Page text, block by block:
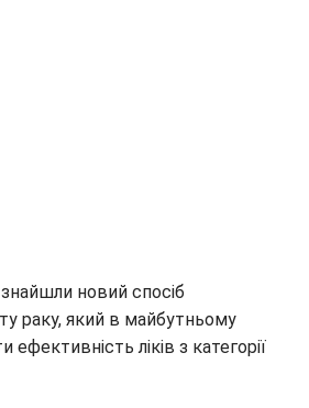
новий спосіб
раку, який в майбутньому
ліків з категорії